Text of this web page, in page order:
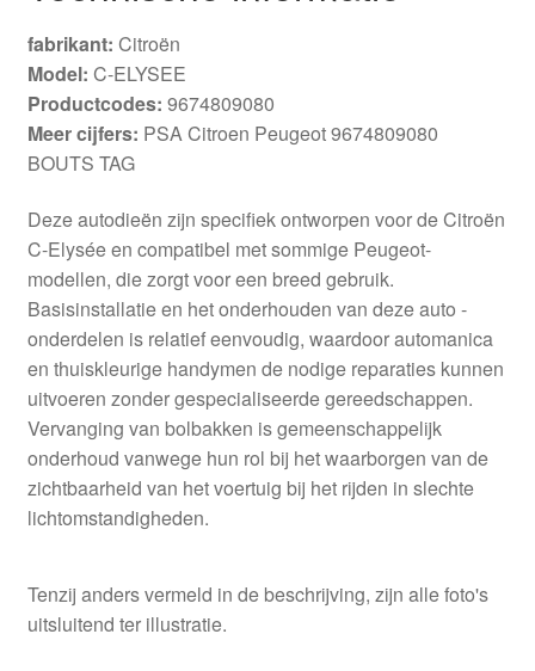
fabrikant: Citroën
Model: C-ELYSEE
Productcodes: 9674809080
Meer cijfers: PSA Citroen Peugeot 9674809080
BOUTS TAG
Deze autodieën zijn specifiek ontworpen voor de Citroën
C-Elysée en compatibel met sommige Peugeot-
modellen, die zorgt voor een breed gebruik.
Basisinstallatie en het onderhouden van deze auto -
onderdelen is relatief eenvoudig, waardoor automanica
en thuiskleurige handymen de nodige reparaties kunnen
uitvoeren zonder gespecialiseerde gereedschappen.
Vervanging van bolbakken is gemeenschappelijk
onderhoud vanwege hun rol bij het waarborgen van de
zichtbaarheid van het voertuig bij het rijden in slechte
lichtomstandigheden.
Tenzij anders vermeld in de beschrijving, zijn alle foto's
uitsluitend ter illustratie.